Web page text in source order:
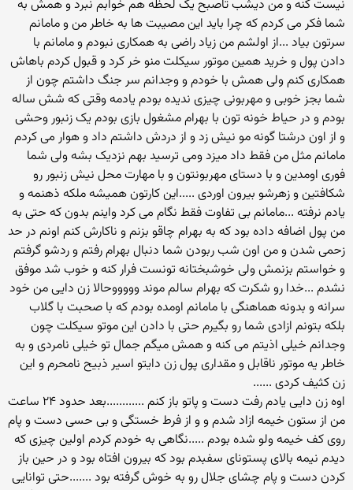
نیست کنه و من دیشب تاصبح یک لحظه هم خوابم نبرد و همش به
شما فکر می کردم که چرا باید این مصیبت ها به خاطر من و مامانم
سرتون بیاد ...از اولشم من زیاد راضی به همکاری نبودم و مامانم با
دادن پول و خرید همین موتور سیکلت منو خر کرد و قبول کردم باهاش
همکاری کنم ولی همش با خودم و وجدانم سر جنگ داشتم چون از
شما بجز خوبی و مهربونی چیزی ندیده بودم یادمه وقتی که شش ساله
بودم و در حیاط خونه تون با بهرام مشغول بازی بودم یک زنبور وحشی
و از اون درشتا گونه مو نیش زد و از دردش داشتم داد و هوار می کردم
مامانم مثل من فقط داد میزد ومی ترسید بهم نزدیک بشه ولی شما
فوری اومدین و با دستای مهربونتون و با مهارت محل نیش زنبور رو
شکافتین و زهرشو بیرون اوردی .....این کارتون همیشه ملکه ذهنمه و
یادم نرفته ...مامانم بی تفاوت فقط نگام می کرد واینم بدون که حتی به
من پول اضافه داده بود که به بهرام چاقو بزنم و ناکارش کنم اونم در حد
زحمی شدن و من اون شب ربودن شما دنبال بهرام رفتم و ردشو گرفتم
و خواستم بزنمش ولی خوشبختانه تونست فرار کنه و خوب شد موفق
نشدم ...خدا رو شکرت که بهرام سالم موند وووووحالا زن دایی من خود
سرانه و بدونه هماهنگی با مامانم اومده بودم که با صحبت با گلاب
بلکه بتونم ازادی شما رو بگیرم حتی با دادن این موتو سیکلت چون
وجدانم خیلی اذیتم می کنه و همش میگم جمال تو خیلی نامردی و به
خاطر یه موتور ناقابل و مقداری پول زن دایتو اسیر ذبیح نامحرم و این
زن کثیف کردی ......
اوه زن دایی یادم رفت دست و پاتو باز کنم ............بعد حدود ۲۴ ساعت
من از ستون خیمه ازاد شدم و و از فرط خستگی و بی حسی دست و پام
روی کف خیمه ولو شده بودم .....نگاهی به خودم کردم اولین چیزی که
دیدم نیمه بالای پستونای سفبدم بود که بیرون افتاه بود و در حین باز
کردن دست و پام چشای جلال رو به خوش گرفته بود .......حتی توانایی